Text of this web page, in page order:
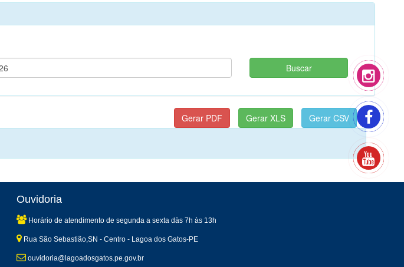
Ouvidoria
Horário de atendimento de segunda a sexta dàs 7h às 13h
Rua São Sebastião,SN - Centro - Lagoa dos Gatos-PE
ouvidoria@lagoadosgatos.pe.gov.br